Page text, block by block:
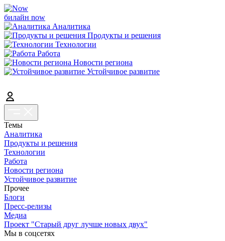
билайн now
Аналитика
Продукты и решения
Технологии
Работа
Новости региона
Устойчивое развитие
Темы
Аналитика
Продукты и решения
Технологии
Работа
Новости региона
Устойчивое развитие
Прочее
Блоги
Пресс-релизы
Медиа
Проект "Старый друг лучше новых двух"
Мы в соцсетях